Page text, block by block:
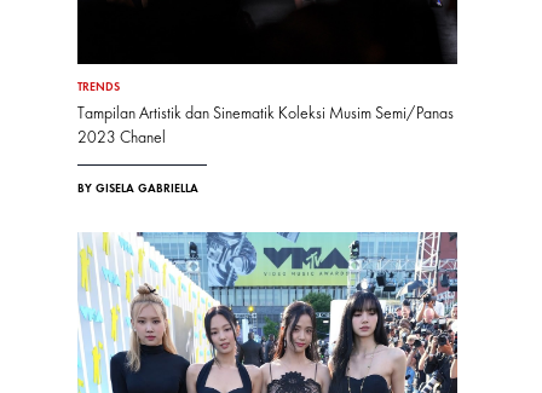
TRENDS
Tampilan Artistik dan Sinematik Koleksi Musim Semi/Panas
2023 Chanel
BY GISELA GABRIELLA